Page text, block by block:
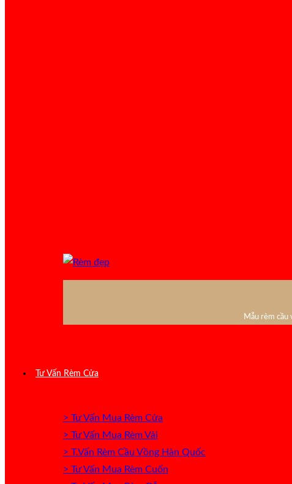
Mẫu rèm cầu
Tư Vấn Rèm Cửa
> Tư Vấn Mua Rèm Cửa
> Tư Vấn Mua Rèm Vải
> T.Vấn Rèm Cầu Vồng Hàn Quốc
> Tư Vấn Mua Rèm Cuốn